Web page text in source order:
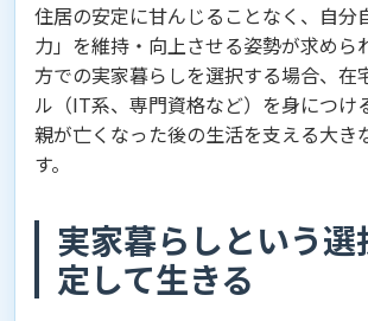
住居の安定に甘んじることなく、自分
力」を維持・向上させる姿勢が求めら
方での実家暮らしを選択する場合、在
ル（IT系、専門資格など）を身につけ
親が亡くなった後の生活を支える大き
す。
実家暮らしという選
定して生きる